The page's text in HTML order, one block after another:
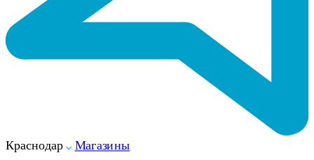
Краснодар
Магазины